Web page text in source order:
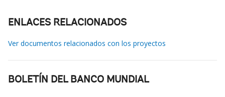
ENLACES RELACIONADOS
Ver documentos relacionados con los proyectos
BOLETÍN DEL BANCO MUNDIAL